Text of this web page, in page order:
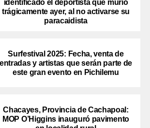
identificado el deportista que murió
trágicamente ayer, al no activarse su
paracaidista
Surfestival 2025: Fecha, venta de
entradas y artistas que serán parte de
este gran evento en Pichilemu
Chacayes, Provincia de Cachapoal:
MOP O’Higgins inauguró pavimento